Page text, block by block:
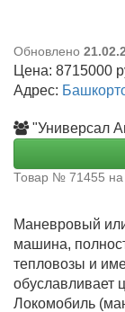
Обновлено
Цена: 8715000
Адрес:
"Универсал
Товар № 71455
Маневровый
машина,
тепловозы и
обуславливает
Локомобиль